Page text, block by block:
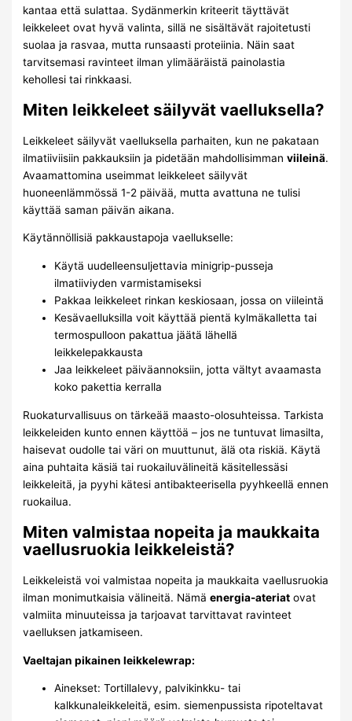
kantaa että sulattaa. Sydänmerkin kriteerit täyttävät
leikkeleet ovat hyvä valinta, sillä ne sisältävät rajoitetusti
suolaa ja rasvaa, mutta runsaasti proteiinia. Näin saat
tarvitsemasi ravinteet ilman ylimääräistä painolastia
kehollesi tai rinkkaasi.
Miten leikkeleet säilyvät vaelluksella?
Leikkeleet säilyvät vaelluksella parhaiten, kun ne pakataan
ilmatiiviisiin pakkauksiin ja pidetään mahdollisimmanviileinä.
Avaamattomina useimmat leikkeleet säilyvät
huoneenlämmössä 1-2 päivää, mutta avattuna ne tulisi
käyttää saman päivän aikana.
Käytännöllisiä pakkaustapoja vaellukselle:
Käytä uudelleensuljettavia minigrip-pusseja
ilmatiiviyden varmistamiseksi
Pakkaa leikkeleet rinkan keskiosaan, jossa on viileintä
Kesävaelluksilla voit käyttää pientä kylmäkalletta tai
termospulloon pakattua jäätä lähellä
leikkelepakkausta
Jaa leikkeleet päiväannoksiin, jotta vältyt avaamasta
koko pakettia kerralla
Ruokaturvallisuus on tärkeää maasto-olosuhteissa. Tarkista
leikkeleiden kunto ennen käyttöä – jos ne tuntuvat limasilta,
haisevat oudolle tai väri on muuttunut, älä ota riskiä. Käytä
aina puhtaita käsiä tai ruokailuvälineitä käsitellessäsi
leikkeleitä, ja pyyhi kätesi antibakteerisella pyyhkeellä ennen
ruokailua.
Miten valmistaa nopeita ja maukkaita
vaellusruokia leikkeleistä?
Leikkeleistä voi valmistaa nopeita ja maukkaita vaellusruokia
ilman monimutkaisia välineitä. Nämäenergia-ateriat ovat
valmiita minuuteissa ja tarjoavat tarvittavat ravinteet
vaelluksen jatkamiseen.
Vaeltajan pikainen leikkelewrap:
Ainekset: Tortillalevy, palvikinkku- tai
kalkkunaleikkeleitä, esim. siemenpussista ripoteltavat